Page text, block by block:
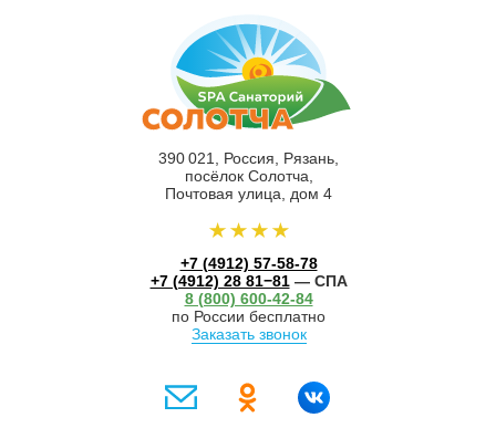
390 021, Россия, Рязань,
посёлок Солотча,
Почтовая улица, дом 4
+7 (4912) 57-58-78
+7 (4912) 28 81−81— СПА
8 (800) 600-42-84
по России бесплатно
Заказать звонок